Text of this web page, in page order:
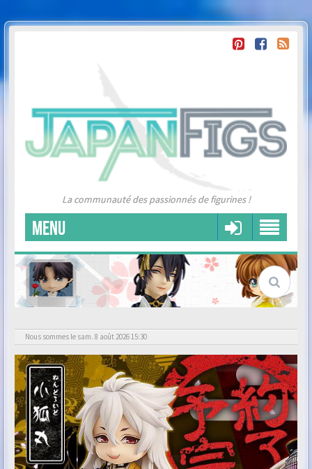
La communauté des passionnés de figurines !
MENU
Nous sommes le sam. 8 août 2026 15:30